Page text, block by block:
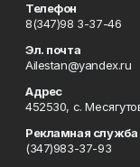
Телефон
8(347)98 3-37-46
Эл. почта
Ailestan@yandex.ru
Адрес
452530, с.
Рекламная служба
(347)983-37-93